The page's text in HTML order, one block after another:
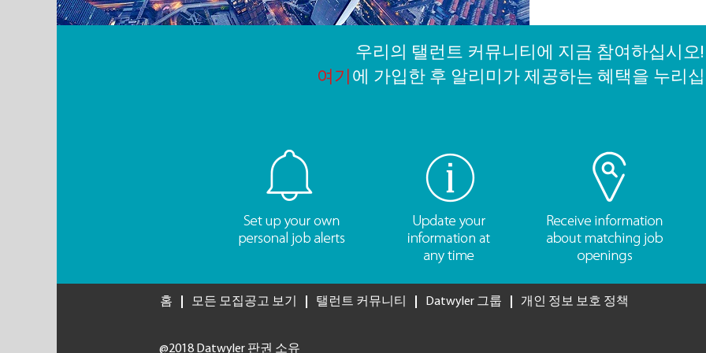
우리의 탤런트 커뮤니티에 지금 참여하십시오!
여기 에 가입한 후 알리미가 제공하는 혜택을 누리
홈 모든 모집공고 보기 탤런트 커뮤니티 Datwyler 그룹 개인 정보 보호 정책
@2018 Datwyler 판권 소유